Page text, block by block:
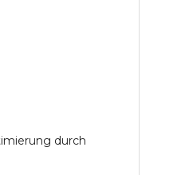
durch